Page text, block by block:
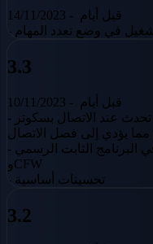
14/11/2023 - قبل أيام
في وضع تعدد المهام
3.3
10/11/2023 - قبل أيام
- إصلاح المشكلة التي تحدث عند الاتصال بسكوتر BLE وفتح المهام
مما يؤدي إلى فصل الاتصال
- دعم مكونات 'ليس سكوتر الخاص بي' في البرنامج الثابت الرسمي
وCFW
- تحسينات أساسية
3.2